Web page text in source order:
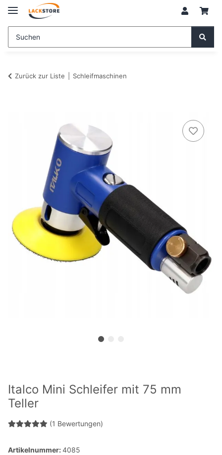
Zurück zur Liste Schleifmaschinen
Italco Mini Schleifer mit 75 mm
Teller
(1 Bewertungen)
Artikelnummer:4085